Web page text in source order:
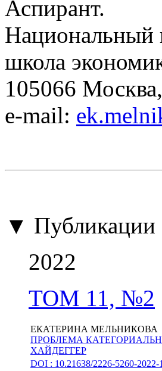
Аспирант.
Национальный
школа
105066
e-mail:
▼ Публикации
2022
ТОМ 11, №2
ЕКАТЕРИНА МЕЛЬНИКОВА
ПРОБЛЕМА
ХАЙДЕГГЕР
DOI : 10.21638/2226-5260-2022-